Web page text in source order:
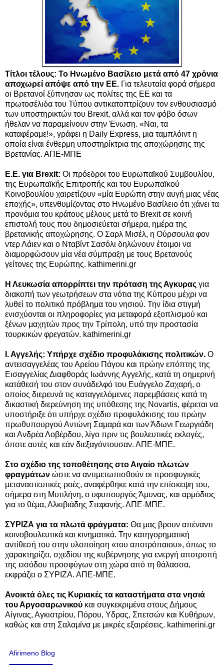
Τίτλοι τέλους: Το Ηνωμένο Βασίλειο μετά από 47 χρόνια
αποχωρεί απόψε από την ΕΕ. Για τελευταία φορά σήμερα
οι Βρετανοί ξύπνησαν ως πολίτες της ΕΕ και τα
πρωτοσέλιδα του Τύπου αντικατοπτρίζουν τον ενθουσιασμό
των υποστηρικτών του Brexit, αλλά και τον φόβο όσων
ήθελαν να παραμείνουν στην Ένωση. «Ναι, τα
καταφέραμε!», γράφει η Daily Express, μια ταμπλόιντ η
οποία είναι ένθερμη υποστηρίκτρια της αποχώρησης της
Βρετανίας. ΑΠΕ-ΜΠΕ
Ε.Ε. για Brexit: Οι πρόεδροι του Ευρωπαϊκού Συμβουλίου,
της Ευρωπαϊκής Επιτροπής και του Ευρωπαϊκού
Κοινοβουλίου χαιρετίζουν «μία Ευρώπη στην αυγή μιας νέας
εποχής», υπενθυμίζοντας στο Ηνωμένο Βασίλειο ότι χάνει τα
προνόμια του κράτους μέλους μετά το Brexit σε κοινή
επιστολή τους που δημοσιεύεται σήμερα, ημέρα της
βρετανικής αποχώρησης. Ο Σαρλ Μισέλ, η Ούρσουλα φον
ντερ Λάιεν και ο Νταβίντ Σασόλι δηλώνουν έτοιμοι να
διαμορφώσουν μία νέα σύμπραξη με τους Βρετανούς
γείτονες της Ευρώπης. kathimerini.gr
Η Λευκωσία απορρίπτει την πρόταση της Αγκυρας για
διακοπή των γεωτρήσεων στα νότια της Κύπρου μέχρι να
λυθεί το πολιτικό πρόβλημα του νησιού. Την ίδια στιγμή
ενισχύονται οι πληροφορίες για μεταφορά εξοπλισμού και
ξένων μαχητών προς την Τρίπολη, υπό την προστασία
τουρκικών φρεγατών. kathimerini.gr
Ι. Αγγελής: Υπήρχε σχέδιο προφυλάκισης πολιτικών. Ο
αντεισαγγελέας του Αρείου Πάγου και πρώην επόπτης της
Εισαγγελίας Διαφθοράς Ιωάννης Αγγελής, κατά τη σημερινή
κατάθεσή του στον συνάδελφό του Ευάγγελο Ζαχαρή, ο
οποίος διερευνά τις καταγγελόμενες παρεμβάσεις κατά τη
δικαστική διερεύνηση της υπόθεσης της Novartis, φέρεται να
υποστήριξε ότι υπήρχε σχέδιο προφυλάκισης του πρώην
πρωθυπουργού Αντώνη Σαμαρά και των Άδωνι Γεωργιάδη
και Ανδρέα Λοβέρδου, λίγο πριν τις βουλευτικές εκλογές,
όποτε αυτές και εάν διεξαγόντουσαν. ΑΠΕ-ΜΠΕ.
Στο σχέδιο της τοποθέτησης στο Αιγαίο πλωτών
φραγμάτων ώστε να αντιμετωπισθούν οι προσφυγικές
μεταναστευτικές ροές, αναφέρθηκε κατά την επίσκεψη του,
σήμερα στη Μυτιλήνη, ο υφυπουργός Άμυνας, και αρμόδιος
για το θέμα, Αλκιβιάδης Στεφανής. ΑΠΕ-ΜΠΕ.
ΣΥΡΙΖΑ για τα πλωτά φράγματα: Θα μας βρουν απέναντι
κοινοβουλευτικά και κινηματικά. Την κατηγορηματική
αντίθεσή του στην υλοποίηση «του αποτρόπαιου», όπως το
χαρακτηρίζει, σχεδίου της κυβέρνησης για ενεργή αποτροπή
της εισόδου προσφύγων στη χώρα από τη θάλασσα,
εκφράζει ο ΣΥΡΙΖΑ. ΑΠΕ-ΜΠΕ.
Ανοικτά όλες τις Κυριακές τα καταστήματα στα νησιά
του Αργοσαρωνικού και συγκεκριμένα στους Δήμους
Αίγινας, Αγκιστρίου, Πόρου, Υδρας, Σπετσών και Κυθήρων,
καθώς και στη Σαλαμίνα με μικρές εξαιρέσεις. kathimerini.gr
Afirimeno Blog